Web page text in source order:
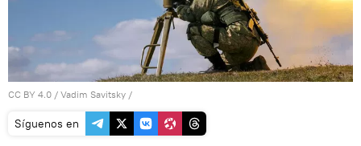
CC BY 4.0 / Vadim Savitsky /
Síguenos en